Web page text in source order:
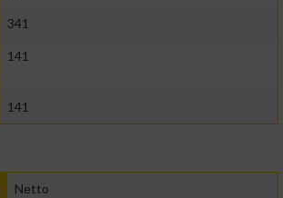
341
141
141
Netto